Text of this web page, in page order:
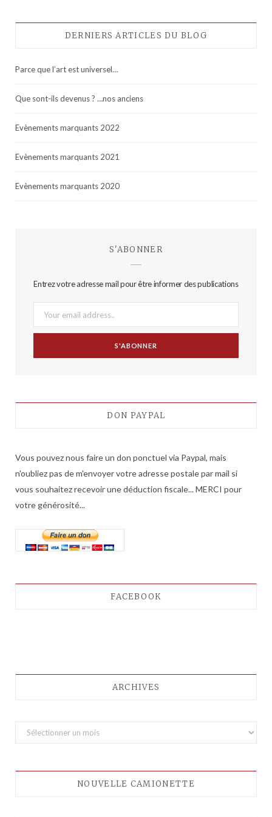
DERNIERS ARTICLES DU BLOG
Parce que l’art est universel…
Que sont-ils devenus ? …nos anciens
Evènements marquants 2022
Evènements marquants 2021
Evènements marquants 2020
S'ABONNER
Entrez votre adresse mail pour être informer des publications
DON PAYPAL
Vous pouvez nous faire un don ponctuel via Paypal, mais
n'oubliez pas de m'envoyer votre adresse postale par mail si
vous souhaitez recevoir une déduction fiscale... MERCI pour
votre générosité...
FACEBOOK
ARCHIVES
r
NOUVELLE CAMIONETTE